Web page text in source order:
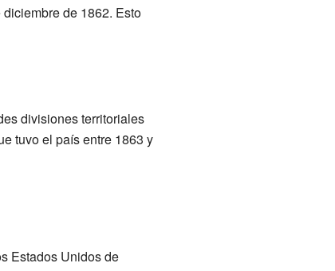
de 1862. Esto
divisiones territoriales
tuvo el país entre 1863 y
Estados Unidos de